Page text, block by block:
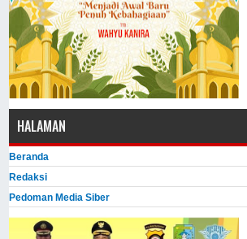
HALAMAN
Beranda
Redaksi
Pedoman Media Siber